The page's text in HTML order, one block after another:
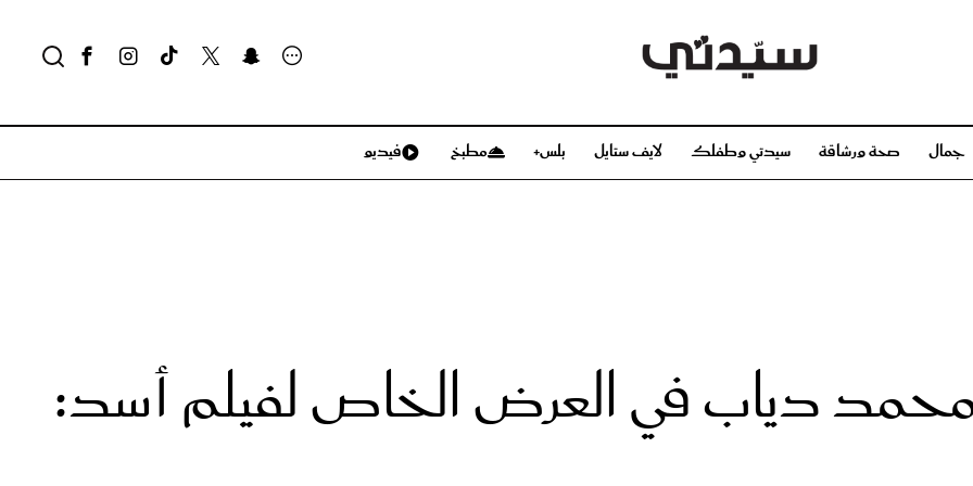
جمال صحة ورشاقة سيدتي وطفلك لايف ستايل بلس+ مطبخ فيديو
دياب في العرض الخاص لفيلم أسد:
مجلة سيدتي
مناسبات X سيدتي